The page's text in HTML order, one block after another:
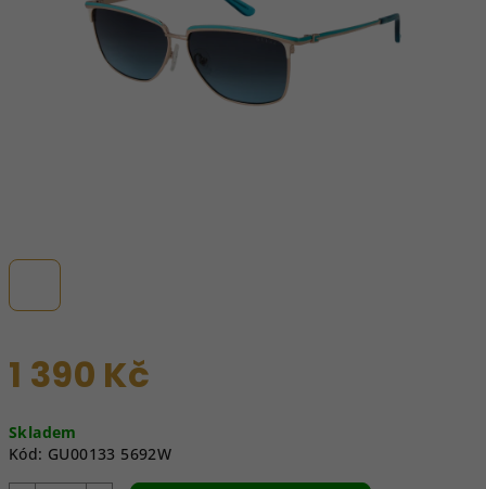
1 390 Kč
cena:
Skladem
Kód: GU00133 5692W